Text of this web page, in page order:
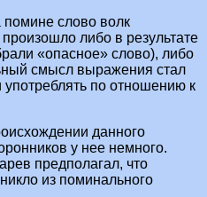
слово волк
либо в результате
«опасное» слово), либо
смысл выражения стал
употреблять по отношению к
данного
у нее немного.
предполагал, что
из поминального